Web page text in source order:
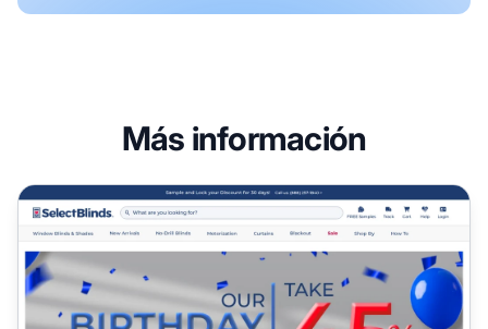
Más información
Programa de Afiliados de SelectBlinds